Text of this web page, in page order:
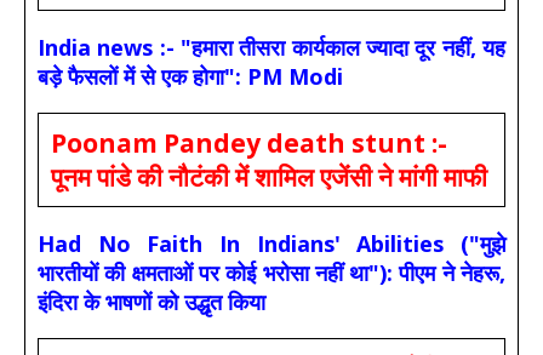
India news :- "हमारा तीसरा कार्यकाल ज्यादा दूर नहीं, यह
बड़े फैसलों में से एक होगा": PM Modi
Poonam Pandey death stunt :-
पूनम पांडे की नौटंकी में शामिल एजेंसी ने मांगी माफी
Had No Faith In Indians' Abilities ("मुझे
भारतीयों की क्षमताओं पर कोई भरोसा नहीं था"): पीएम ने नेहरू,
इंदिरा के भाषणों को उद्धृत किया